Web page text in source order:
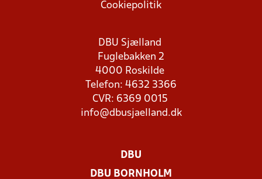
Cookiepolitik
DBU Sjælland
Fuglebakken 2
4000 Roskilde
Telefon: 4632 3366
CVR: 6369 0015
info@dbusjaelland.dk
DBU
DBU BORNHOLM